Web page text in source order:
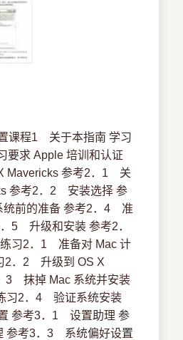
课程1 关于本指南 学习
要求 Apple 培训和认证
Mavericks 参考2．1 关
参考2．2 安装选择 参
前的准备 参考2．4 准
5 升级和安装 参考2．
习2．1 准备对 Mac 计
2．2 升级到 OS X
3 抹掉 Mac 系统并安装
习2．4 验证系统安装
参考3．1 设置助理 参
参考3．3 系统偏好设置